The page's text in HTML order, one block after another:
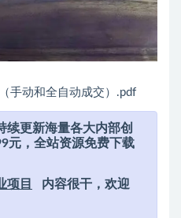
手动和全自动成交）.pdf
续更新海量各大内部创
元，全站资源免费下载
项目
内容很干，欢迎